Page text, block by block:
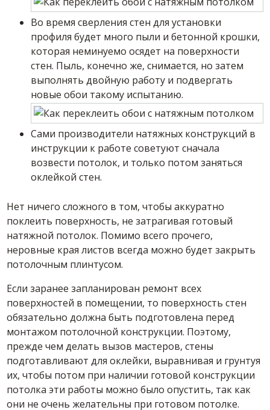
Во время сверления стен для установки
профиля будет много пыли и бетонной крошки,
которая неминуемо осядет на поверхности
стен. Пыль, конечно же, снимается, но затем
выполнять двойную работу и подвергать
новые обои такому испытанию.
Сами производители натяжных конструкций в
инструкции к работе советуют сначала
возвести потолок, и только потом заняться
оклейкой стен.
Нет ничего сложного в том, чтобы аккуратно
поклеить поверхность, не затрагивая готовый
натяжной потолок. Помимо всего прочего,
неровные края листов всегда можно будет закрыть
потолочным плинтусом.
Если заранее запланирован ремонт всех
поверхностей в помещении, то поверхность стен
обязательно должна быть подготовлена перед
монтажом потолочной конструкции. Поэтому,
прежде чем делать вызов мастеров, стены
подготавливают для оклейки, выравнивая и грунтуя
их, чтобы потом при наличии готовой конструкции
потолка эти работы можно было опустить, так как
они не очень желательны при готовом потолке.